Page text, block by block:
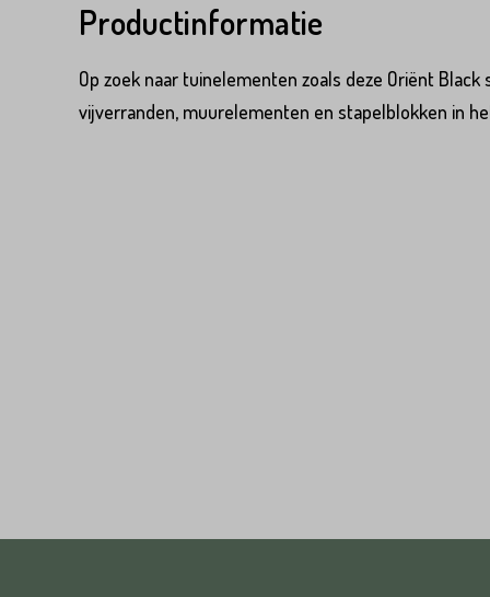
Productinformatie
Op zoek naar tuinelementen zoals deze Oriënt
vijverranden, muurelementen en stapelblokken in
Nederland